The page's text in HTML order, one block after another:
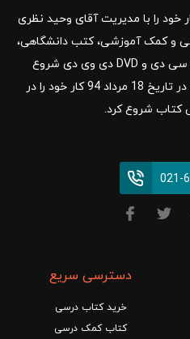
کتاب مارکا در سال 1383 کار خود را با مدیریت آقای وحید نظری
و کمک آموزشی، کتب دانشگاهی،
کتابهای زبان خارجه، انواع CD سی دی و DVD دی وی دی شروع
کرد.فروشگاه آنلاین کتاب مارکا در تاریخ 18 مرداد 94 کار خود را در
کتاب شروع کرد.
021-
دسترسی سریع
خرید کتاب درسی
کتاب کمک درسی